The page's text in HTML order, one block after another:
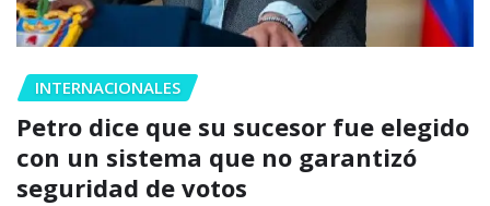
INTERNACIONALES
Petro dice que su sucesor fue elegido
con un sistema que no garantizó
seguridad de votos